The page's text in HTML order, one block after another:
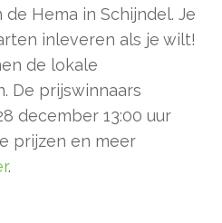
de Hema in Schijndel. Je
inleveren als je wilt!
de lokale
De prijswinnaars
december 13:00 uur
prijzen en meer
.